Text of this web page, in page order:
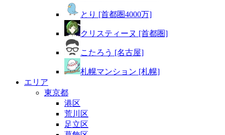
とり [首都圏4000万]
クリスティーヌ [首都圏]
こたろう [名古屋]
札幌マンション [札幌]
エリア
東京都
港区
荒川区
足立区